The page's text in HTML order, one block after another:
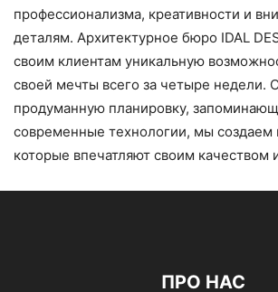
профессионализма, креативности и
деталям. Архитектурное бюро IDAL
своим клиентам уникальную
своей мечты всего за четыре недели.
продуманную планировку,
современные технологии, мы создаем
которые впечатляют своим качеством
ПРО НАС